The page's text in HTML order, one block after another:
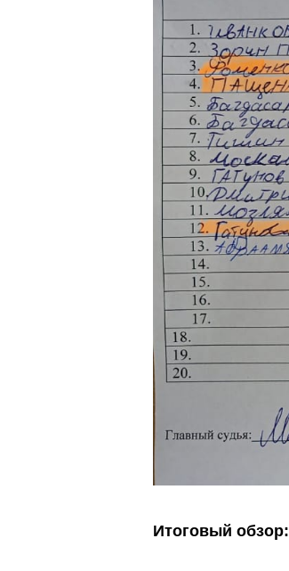
Итоговый обзор: